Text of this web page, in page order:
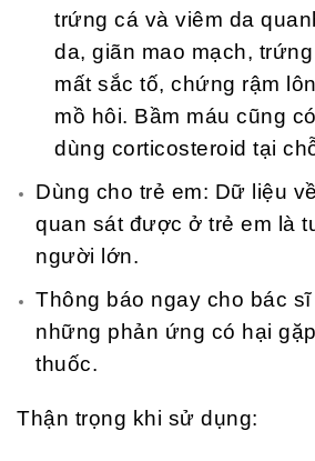
trứng cá và viêm da
da, giãn mao mạch,
mất sắc tố, chứng rậm
mồ hôi. Bầm máu cũng
dùng corticosteroid tại
Dùng cho trẻ em: Dữ liệu
quan sát được ở trẻ em là
người lớn.
Thông báo ngay cho bác
những phản ứng có hại
thuốc.
Thận trọng khi sử dụng: